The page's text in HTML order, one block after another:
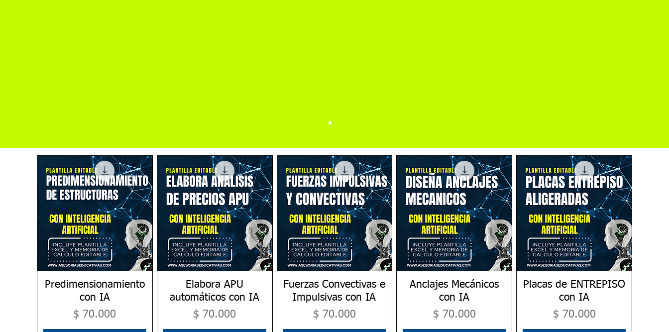
Vista rápida
Predimensionamiento
con IA
Precio
$ 70.000
Vista rápida
Elabora APU
automáticos con IA
Precio
$ 70.000
Vista rápida
Fuerzas Convectivas e
Impulsivas con IA
Precio
$ 70.000
Vista rápida
Anclajes Mecánicos
con IA
Precio
$ 70.000
Vista rápida
Placas de ENTREPISO
con IA
Precio
$ 70.000